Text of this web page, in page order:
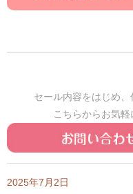
セール内容をはじめ
こちらからお気
2025年7月2日